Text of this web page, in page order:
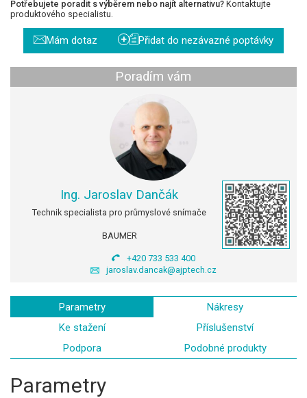
Potřebujete poradit s výběrem nebo najít alternativu? Kontaktujte
produktového specialistu.
Mám dotaz + Přidat do nezávazné poptávky
Poradím vám
Ing. Jaroslav Dančák
Technik specialista pro průmyslové snímače
BAUMER
+420 733 533 400
jaroslav.dancak@ajptech.cz
Parametry
Nákresy
Ke stažení
Příslušenství
Podpora
Podobné produkty
Parametry